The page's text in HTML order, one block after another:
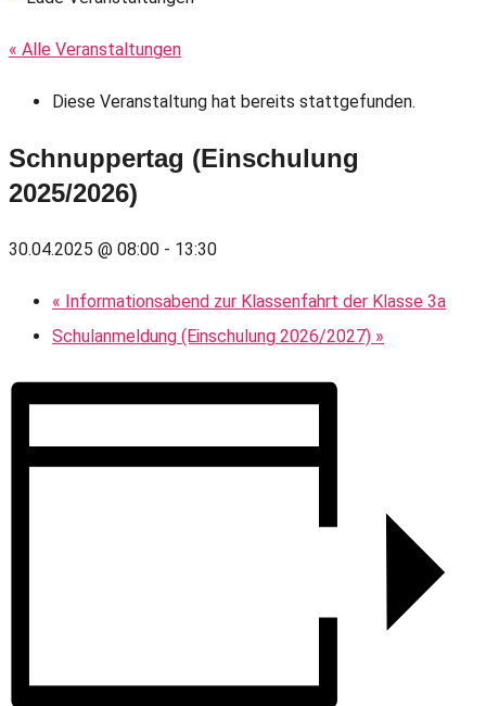
« Alle Veranstaltungen
Diese Veranstaltung hat bereits stattgefunden.
Schnuppertag (Einschulung
2025/2026)
30.04.2025 @ 08:00 - 13:30
« Informationsabend zur Klassenfahrt der Klasse 3a
Schulanmeldung (Einschulung 2026/2027) »